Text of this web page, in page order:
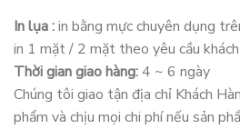
In lụa :in bằng mực chuyên dụng
in 1 mặt / 2 mặt theo yêu cầu
Thời gian giao hàng:4 ~ 6 ngày
Chúng tôi giao tận địa chỉ Khách
phẩm và chịu mọi chi phí nếu sản